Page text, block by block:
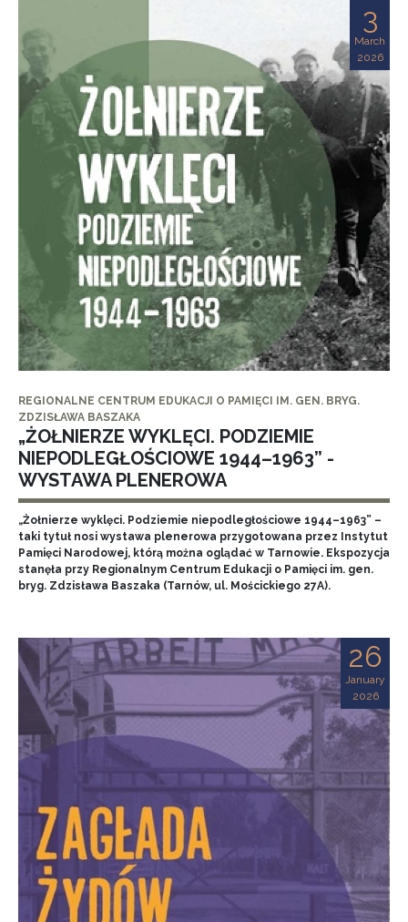
3
March
2026
REGIONALNE CENTRUM EDUKACJI O PAMIĘCI IM. GEN. BRYG.
ZDZISŁAWA BASZAKA
„ŻOŁNIERZE WYKLĘCI. PODZIEMIE
NIEPODLEGŁOŚCIOWE 1944–1963” -
WYSTAWA PLENEROWA
„Żołnierze wyklęci. Podziemie niepodległościowe 1944–1963” –
taki tytuł nosi wystawa plenerowa przygotowana przez Instytut
Pamięci Narodowej, którą można oglądać w Tarnowie. Ekspozycja
stanęła przy Regionalnym Centrum Edukacji o Pamięci im. gen.
bryg. Zdzisława Baszaka (Tarnów, ul. Mościckiego 27A).
26
January
2026